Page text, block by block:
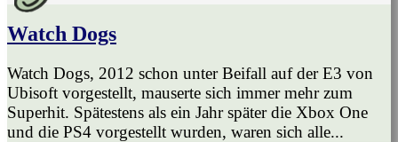
Watch Dogs
Watch Dogs, 2012 schon unter Beifall auf der E3 von
Ubisoft vorgestellt, mauserte sich immer mehr zum
Superhit. Spätestens als ein Jahr später die Xbox One
und die PS4 vorgestellt wurden, waren sich alle...